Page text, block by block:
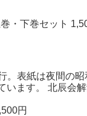
下巻セット
。表紙は夜間の
ます。 北辰会解
円